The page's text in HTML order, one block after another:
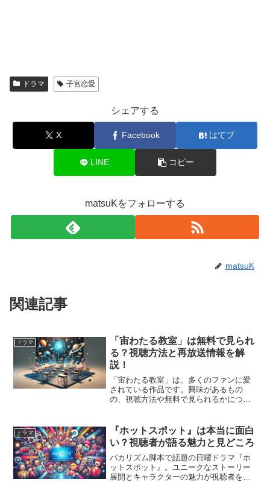
ドラマ 子宮恋愛
シェアする
X Facebook はてブ
LINE コピー
matsuKをフォローする
matsuK
関連記事
ドラマ
「宙わたる教室」は無料で見られ
る？視聴方法と再放送情報を解
説！
「宙わたる教室」は、多くのファンに愛
されている作品です。興味があるもの
の、視聴方法や無料で見られるかについ
る方法について詳しく解説し、再放送の
情報も併せてお伝えします。...
ドラマ
『ホットスポット』は本当に面白
い？視聴者が語る魅力と見どころ
バカリズム脚本で話題の日曜ドラマ『ホ
ットスポット』。ユニークなストーリー
展開とキャラクターの魅力が視聴者を惹